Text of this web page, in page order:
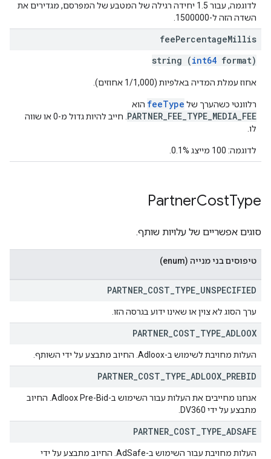
לדוגמה, עבור 1.5 יחידה רגילה של המטבע של המפרסם, מגדירים את
השדה הזה ל-1500000.
feePercentageMillis
string (int64 format)
אחוז עמלת המדיה באלפיות (1/1,000 אחוזים).
רלוונטי כשהערך של feeType הוא
PARTNER_FEE_TYPE_MEDIA_FEE
. חייב להיות גדול מ-0 או שווה
לו.
לדוגמה: 100 מייצג 0.1%.
PartnerCostType
סוגים אפשריים של עלויות שותף.
טיפוסים בני מנייה (enum)
PARTNER COST TYPE UNSPECIFIED
ערך הסוג לא צוין או שאינו ידוע בגרסה הזו.
PARTNER COST TYPE ADLOOX
העלות מחויבת לשימוש ב-Adloox. החיוב מתבצע על ידי השותף.
PARTNER COST TYPE ADLOOX PREBID
אנחנו מחייבים את העלות עבור השימוש ב-Adloox Pre-Bid. החיוב
מתבצע על ידי DV360.
PARTNER COST TYPE ADSAFE
העלות מחויבת עבור השימוש ב-AdSafe. החיוב מתבצע על ידי